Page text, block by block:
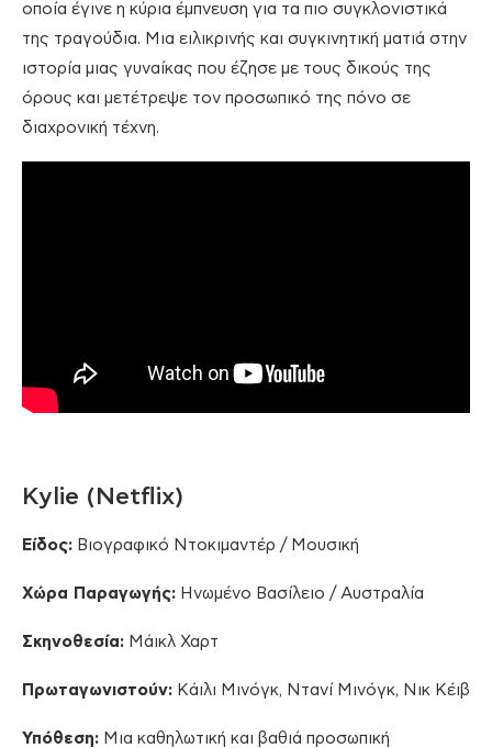
οποία έγινε η κύρια έμπνευση για τα πιο συγκλονιστικά
της τραγούδια. Μια ειλικρινής και συγκινητική ματιά στην
ιστορία μιας γυναίκας που έζησε με τους δικούς της
όρους και μετέτρεψε τον προσωπικό της πόνο σε
διαχρονική τέχνη.
Kylie (Netflix)
Είδος: Βιογραφικό Ντοκιμαντέρ / Μουσική
Χώρα Παραγωγής: Ηνωμένο Βασίλειο / Αυστραλία
Σκηνοθεσία: Μάικλ Χαρτ
Πρωταγωνιστούν: Κάιλι Μινόγκ, Ντανί Μινόγκ, Νικ Κέιβ
Υπόθεση: Μια καθηλωτική και βαθιά προσωπική